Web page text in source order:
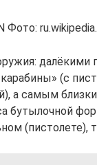
Фото:
далёкими
(с
а самым
бутылочной
(пистолете),